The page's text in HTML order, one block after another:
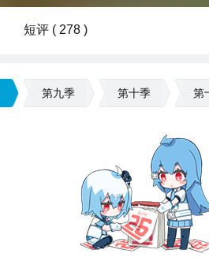
短评 ( 278 )
第九季 第十季 第